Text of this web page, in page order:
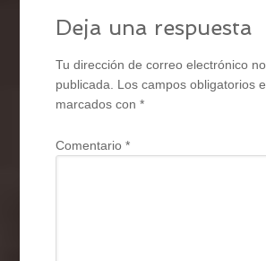
Deja una respuesta
Tu dirección de correo electrónico
publicada.
Los campos obligatorios
marcados con*
Comentario*